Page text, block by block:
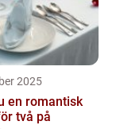
2025
en romantisk
två på